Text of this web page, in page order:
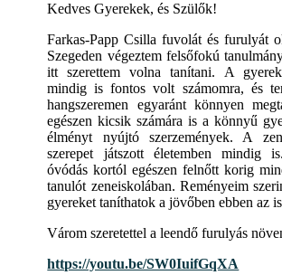
Kedves Gyerekek, és Szülők!
Farkas-Papp Csilla fuvolát és furulyát
Szegeden végeztem felsőfokú
itt szerettem volna tanítani. A
mindig is fontos volt számomra, és
hangszeremen egyaránt könnyen
egészen kicsik számára is a könnyű
élményt nyújtó szerzemények. A
szerepet játszott életemben mindig
óvódás kortól egészen felnőtt korig
tanulót zeneiskolában. Reményeim
gyereket taníthatok a jövőben ebben az
Várom szeretettel a leendő furulyás
https://youtu.be/SW0IuifGqXA